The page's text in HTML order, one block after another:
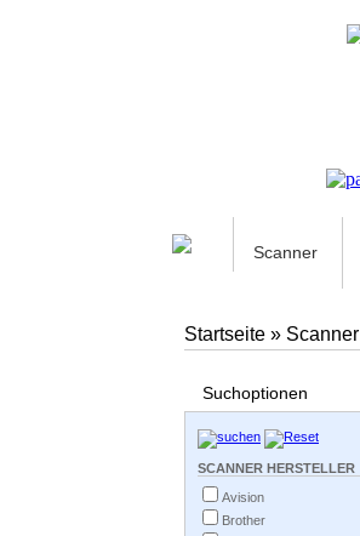
Scanner
Startseite » Scanner
Suchoptionen
SCANNER HERSTELLER
Avision
Brother